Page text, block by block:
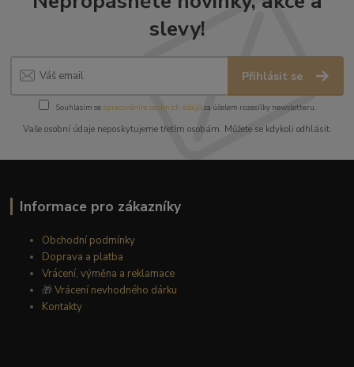
slevy!
Přihlásit se
Souhlasím se zpracováním osobních údajůza účelem rozesílky newsletteru.
Vaše osobní údaje neposkytujeme třetím osobám. Můžete se kdykoli odhlásit.
Informace pro zákazníky
Obchodní podmínky
Doprava a platba
Vrácení, výměna a reklamace
🎁Vrácení nevhodného dárku
Kontakty